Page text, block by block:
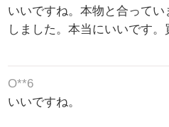
いいですね。本物と合って
しました。本当にいいです。
O**6
いいですね。